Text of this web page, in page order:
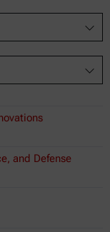
and Defense